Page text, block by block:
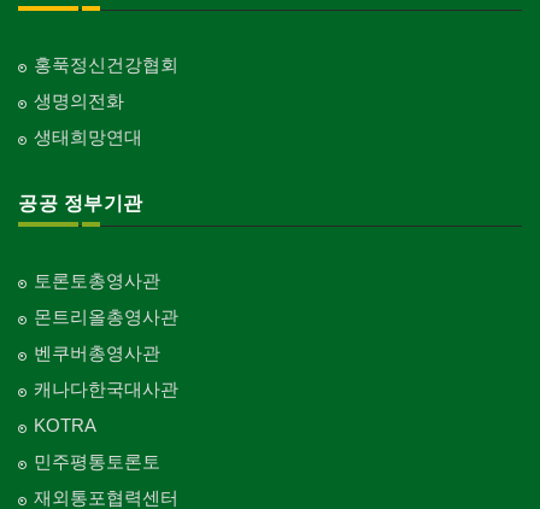
홍푹정신건강협회
생명의전화
생태희망연대
공공 정부기관
토론토총영사관
몬트리올총영사관
벤쿠버총영사관
캐나다한국대사관
KOTRA
민주평통토론토
재외통포협력센터